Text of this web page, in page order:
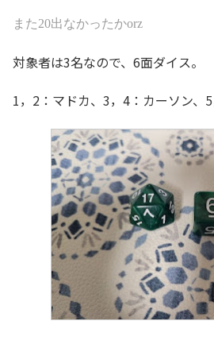
また20出なかったかorz
対象者は3名なので、6面ダイス。
1，2：マドカ、3，4：カーソン、5